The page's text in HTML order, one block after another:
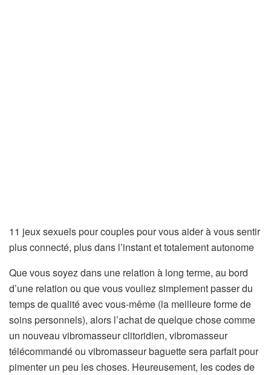
11 jeux sexuels pour couples pour vous aider à vous sentir
plus connecté, plus dans l’instant et totalement autonome
Que vous soyez dans une relation à long terme, au bord
d’une relation ou que vous vouliez simplement passer du
temps de qualité avec vous-même (la meilleure forme de
soins personnels), alors l’achat de quelque chose comme
un nouveau vibromasseur clitoridien, vibromasseur
télécommandé ou vibromasseur baguette sera parfait pour
pimenter un peu les choses. Heureusement, les codes de